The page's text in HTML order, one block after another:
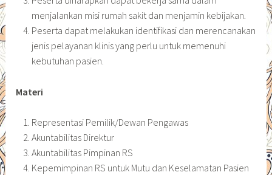
menjalankan misi rumah sakit dan menjamin kebijakan.
Peserta dapat melakukan identifikasi dan merencanakan
jenis pelayanan klinis yang perlu untuk memenuhi
kebutuhan pasien.
Materi
Representasi Pemilik/Dewan Pengawas
Akuntabilitas Direktur
Akuntabilitas Pimpinan RS
Kepemimpinan RS untuk Mutu dan Keselamatan Pasien